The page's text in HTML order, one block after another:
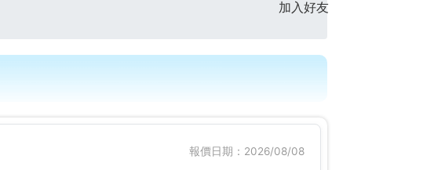
加入好友
報價日期：2026/08/08